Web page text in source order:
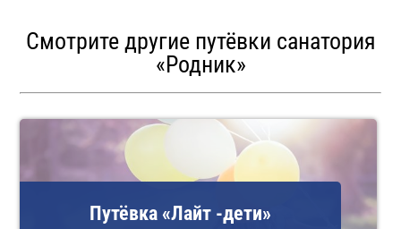
Смотрите другие путёвки санатория
«Родник»
Путёвка «Лайт -дети»